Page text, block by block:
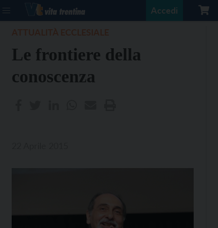
Accedi
Le frontiere della
conoscenza